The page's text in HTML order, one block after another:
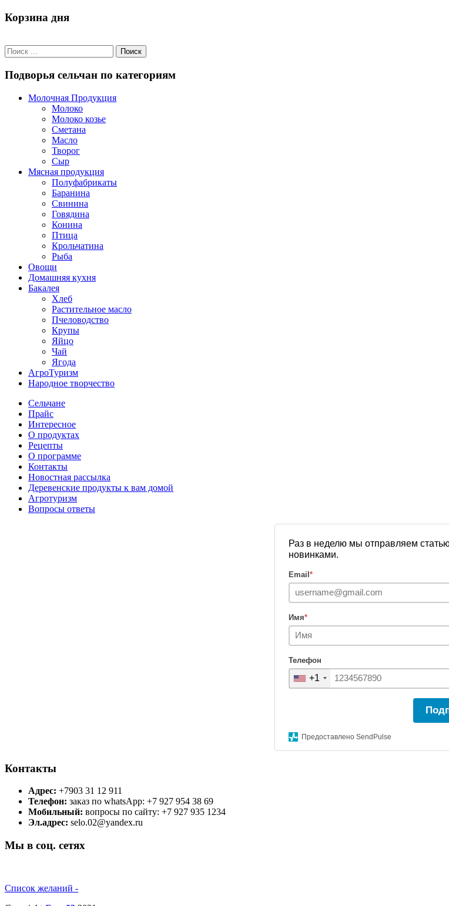
Корзина дня
Подворья сельчан по категориям
Молочная Продукция
Молоко
Молоко козье
Сметана
Масло
Творог
Сыр
Мясная продукция
Полуфабрикаты
Баранина
Свинина
Говядина
Конина
Птица
Крольчатина
Рыба
Овощи
Домашняя кухня
Бакалея
Хлеб
Растительное масло
Пчеловодство
Крупы
Яйцо
Чай
Ягода
АгроТуризм
Народное творчество
Сельчане
Прайс
Интересное
О продуктах
Рецепты
О программе
Контакты
Новостная рассылка
Деревенские продукты к вам домой
Агротуризм
Вопросы ответы
Раз в неделю мы отправляем
новинками.
Email *
Имя*
Телефон
+1
Предоставлено SendPulse
Контакты
Адрес: +7903 31 12 911
Телефон: заказ по whatsApp: +7 927 954 38 69
Мобильный: вопросы по сайту: +7 927 935 1234
Эл.адрес: selo.02@yandex.ru
Мы в соц. сетях
Список желаний -